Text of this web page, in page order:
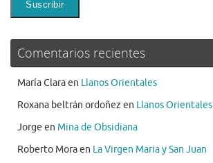
Comentarios recientes
María Claraen Llanos Orientales
Roxana beltrán ordoñez en Llanos Orientales
Jorge en Mina de Obsidiana
Roberto Moraen La Virgen Maria y San Juan